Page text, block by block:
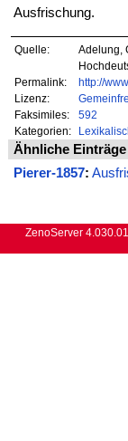
Ausfrischung.
Quelle:
Adelung,
Permalink:
http://
Lizenz:
Faksimiles:
592
Kategorien:
Ähnliche
Pierer-1857:
ZenoServer